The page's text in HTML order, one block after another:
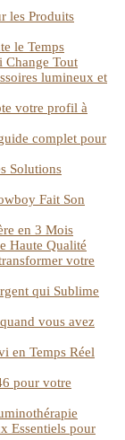
les Produits
le Temps
Change Tout
lumineux et
votre profil à
complet pour
Solutions
Fait Son
en 3 Mois
Haute Qualité
votre
qui Sublime
vous avez
en Temps Réel
pour votre
Essentiels pour